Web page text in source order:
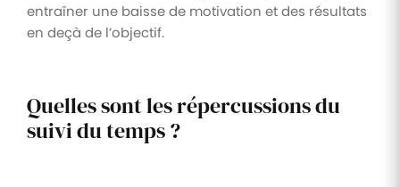
entraîner une baisse de motivation et des résultats
en deçà de l’objectif.
Quelles sont les répercussions du
suivi du temps ?